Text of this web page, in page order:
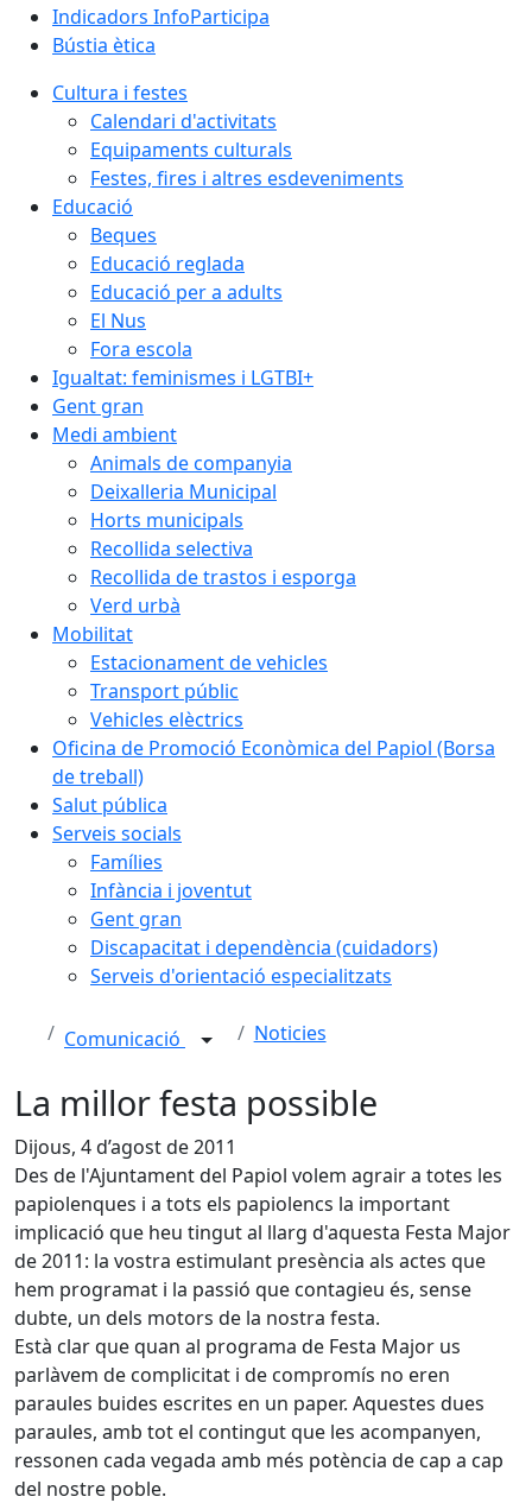
Indicadors InfoParticipa
Bústia ètica
Cultura i festes
Calendari d'activitats
Equipaments culturals
Festes, fires i altres esdeveniments
Educació
Beques
Educació reglada
Educació per a adults
El Nus
Fora escola
Igualtat: feminismes i LGTBI+
Gent gran
Medi ambient
Animals de companyia
Deixalleria Municipal
Horts municipals
Recollida selectiva
Recollida de trastos i esporga
Verd urbà
Mobilitat
Estacionament de vehicles
Transport públic
Vehicles elèctrics
Oficina de Promoció Econòmica del Papiol (Borsa
de treball)
Salut pública
Serveis socials
Famílies
Infància i joventut
Gent gran
Discapacitat i dependència (cuidadors)
Serveis d'orientació especialitzats
Comunicació Noticies
La millor festa possible
Dijous, 4 d’agost de 2011
Des de l'Ajuntament del Papiol volem agrair a totes les
papiolenques i a tots els papiolencs la important
implicació que heu tingut al llarg d'aquesta Festa Major
de 2011: la vostra estimulant presència als actes que
hem programat i la passió que contagieu és, sense
dubte, un dels motors de la nostra festa.
Està clar que quan al programa de Festa Major us
parlàvem de complicitat i de compromís no eren
paraules buides escrites en un paper. Aquestes dues
paraules, amb tot el contingut que les acompanyen,
ressonen cada vegada amb més potència de cap a cap
del nostre poble.